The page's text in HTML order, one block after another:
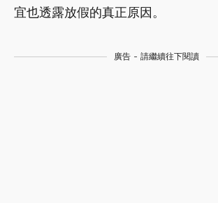
宜也透露放假的真正原因。
廣告 - 請繼續往下閱讀